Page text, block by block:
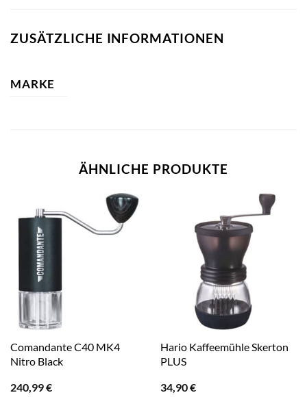
ZUSÄTZLICHE INFORMATIONEN
MARKE
ÄHNLICHE PRODUKTE
Comandante C40 MK4
Nitro Black
240,99€
Hario Kaffeemühle Skerton
PLUS
34,90€